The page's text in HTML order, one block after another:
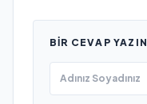
BIR CEVAP YAZIN